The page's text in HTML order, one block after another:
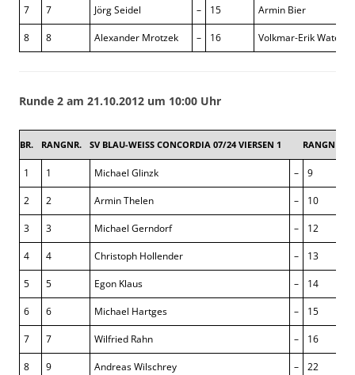
7 7 Jörg Seidel – 15 Armin Bier
8 8 Alexander Mrotzek – 16 Volkmar-Erik
Runde 2 am 21.10.2012 um 10:00 Uhr
BR. RANGNR. SV BLAU-WEISS CONCORDIA 07/24 VIERSEN 1 RANGNR.
1 1 Michael Glinzk – 9
2 2 Armin Thelen – 10
3 3 Michael Gerndorf – 12
4 4 Christoph Hollender – 13
5 5 Egon Klaus – 14
6 6 Michael Hartges – 15
7 7 Wilfried Rahn – 16
8 9 Andreas Wilschrey – 22